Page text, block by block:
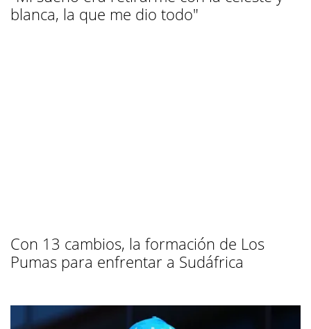
blanca, la que me dio todo"
Con 13 cambios, la formación de Los
Pumas para enfrentar a Sudáfrica